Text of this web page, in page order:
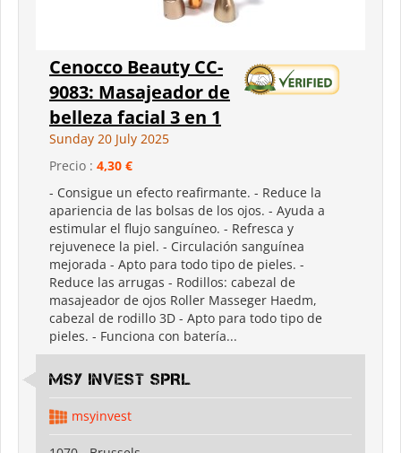
Cenocco Beauty CC-
9083: Masajeador de
belleza facial 3 en 1
Sunday 20 July 2025
Precio : 4,30 €
- Consigue un efecto reafirmante. - Reduce la
apariencia de las bolsas de los ojos. - Ayuda a
estimular el flujo sanguíneo. - Refresca y
rejuvenece la piel. - Circulación sanguínea
mejorada - Apto para todo tipo de pieles. -
Reduce las arrugas - Rodillos: cabezal de
masajeador de ojos Roller Masseger Haedm,
cabezal de rodillo 3D - Apto para todo tipo de
pieles. - Funciona con batería...
MSY INVEST SPRL
msyinvest